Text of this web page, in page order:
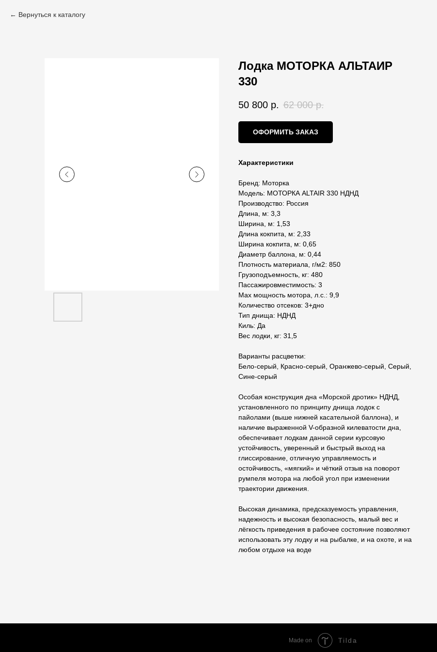
Вернуться к каталогу
Лодка МОТОРКА АЛЬТАИР
330
50 800 р. 62 000 р.
ОФОРМИТЬ ЗАКАЗ
Характеристики
Бренд: Моторка
Модель: МОТОРКА ALTAIR 330 НДНД
Производство: Россия
Длина, м: 3,3
Ширина, м: 1,53
Длина кокпита, м: 2,33
Ширина кокпита, м: 0,65
Диаметр баллона, м: 0,44
Плотность материала, г/м2: 850
Грузоподъемность, кг: 480
Пассажировместимость: 3
Max мощность мотора, л.с.: 9,9
Количество отсеков: 3+дно
Тип днища: НДНД
Киль: Да
Вес лодки, кг: 31,5
Варианты расцветки:
Бело-серый, Красно-серый, Оранжево-серый, Серый,
Сине-серый
Особая конструкция дна «Морской дротик» НДНД,
установленного по принципу днища лодок с
пайолами (выше нижней касательной баллона), и
наличие выраженной V-образной килеватости дна,
обеспечивает лодкам данной серии курсовую
устойчивость, уверенный и быстрый выход на
глиссирование, отличную управляемость и
остойчивость, «мягкий» и чёткий отзыв на поворот
румпеля мотора на любой угол при изменении
траектории движения.
Высокая динамика, предсказуемость управления,
надежность и высокая безопасность, малый вес и
лёгкость приведения в рабочее состояние позволяют
использовать эту лодку и на рыбалке, и на охоте, и на
любом отдыхе на воде
Made on Tilda